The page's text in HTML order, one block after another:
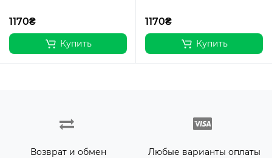
1170₴
Купить
1170₴
Купить
Возврат и обмен
Любые варианты оплаты